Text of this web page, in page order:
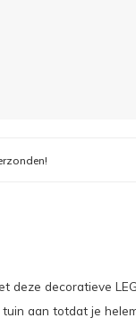
deze decoratieve
aan totdat je